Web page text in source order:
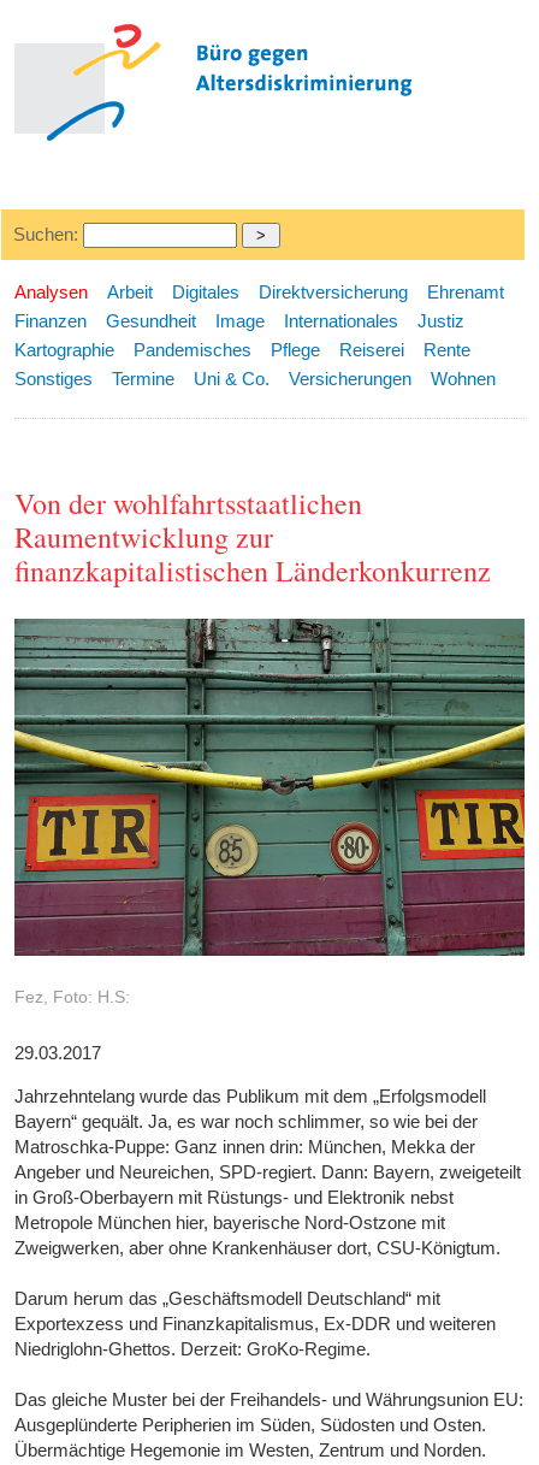
Suchen:
Analysen Arbeit Digitales Direktversicherung
Ehrenamt
Finanzen
Gesundheit Image Internationales
Justiz
Kartographie
Pandemisches Pflege Reiserei
Rente
Sonstiges
Termine Uni & Co. Versicherungen Wohnen
Von der wohlfahrtsstaatlichen
Raumentwicklung zur
finanzkapitalistischen Länderkonkurrenz
Fez, Foto: H.S:
29.03.2017
Jahrzehntelang wurde das Publikum mit dem „Erfolgsmodell
Bayern“ gequält. Ja, es war noch schlimmer, so wie bei der
Matroschka-Puppe: Ganz innen drin: München, Mekka der
Angeber und Neureichen, SPD-regiert. Dann: Bayern, zweigeteilt
in Groß-Oberbayern mit Rüstungs- und Elektronik nebst
Metropole München hier, bayerische Nord-Ostzone mit
Zweigwerken, aber ohne Krankenhäuser dort, CSU-Königtum.
Darum herum das „Geschäftsmodell Deutschland“ mit
Exportexzess und Finanzkapitalismus, Ex-DDR und weiteren
Niedriglohn-Ghettos. Derzeit: GroKo-Regime.
Das gleiche Muster bei der Freihandels- und Währungsunion EU:
Ausgeplünderte Peripherien im Süden, Südosten und Osten.
Übermächtige Hegemonie im Westen, Zentrum und Norden.